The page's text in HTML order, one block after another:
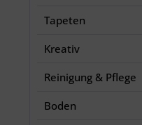
Tapeten
Kreativ
Reinigung & Pflege
Boden